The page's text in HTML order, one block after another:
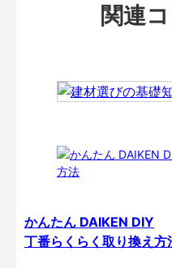
関連
かんたん DAIKEN DIY
丁番らくらく取り換え方